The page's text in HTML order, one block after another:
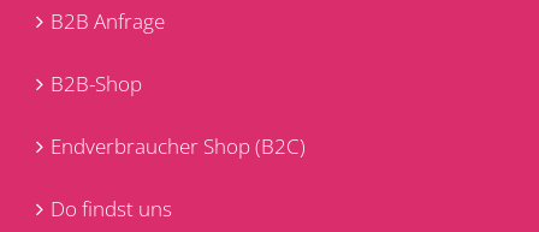
B2B Anfrage
B2B-Shop
Endverbraucher Shop (B2C)
Do findst uns